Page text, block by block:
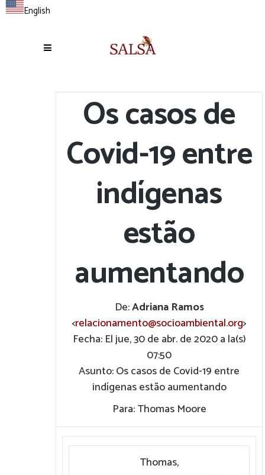
English
Os casos de
Covid-19 entre
indígenas
estão
aumentando
De:Adriana Ramos
<relacionamento@socioambiental.org>
Fecha: El jue, 30 de abr. de 2020 a la(s)
07:50
Asunto: Os casos de Covid-19 entre
indígenas estão aumentando
Para: Thomas Moore
Thomas,